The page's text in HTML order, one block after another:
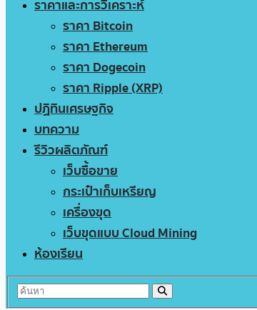
ราคาและการวิเคราะห์
ราคา Bitcoin
ราคา Ethereum
ราคา Dogecoin
ราคา Ripple (XRP)
ปฏิทินเศรษฐกิจ
บทความ
รีวิวผลิตภัณฑ์
เว็บซื้อขาย
กระเป๋าเก็บเหรียญ
เครื่องขุด
เว็บขุดแบบ Cloud Mining
ห้องเรียน